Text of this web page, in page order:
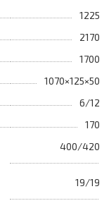
1225
2170
1700
1070×125×50
6/12
170
400/420
19/19